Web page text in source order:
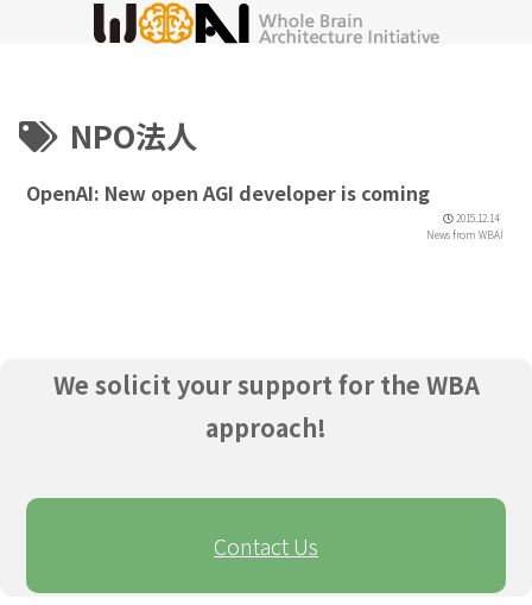
NPO法人
OpenAI: New open AGI developer is coming
2015.12.14
News from WBAI
We solicit your support for the WBA
approach!
Contact Us